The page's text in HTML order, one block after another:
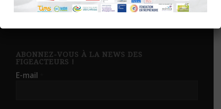
ABONNEZ-VOUS À LA NEWS DES
FIGEACTEURS !
E-mail